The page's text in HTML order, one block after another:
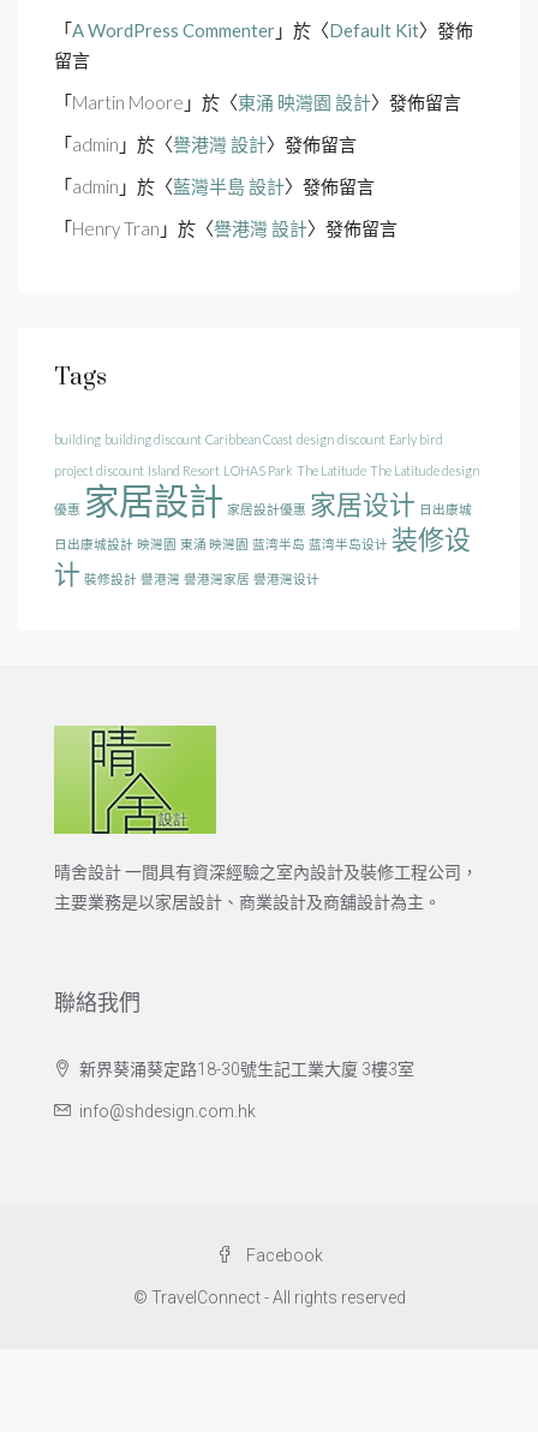
「A WordPress Commenter 」於〈Default Kit〉發佈
留言
「Martin Moore 」於〈東涌 映灣園 設計〉發佈留言
「admin 」於〈譽港灣 設計〉發佈留言
「admin 」於〈藍灣半島 設計〉發佈留言
「Henry Tran 」於〈譽港灣 設計〉發佈留言
Tags
building building discount Caribbean Coast design discount Early bird
project discount Island Resort LOHAS Park The Latitude The Latitude design
優惠 家居設計 家居設計優惠 家居设计 日出康城
日出康城設計 映灣園 東涌 映灣園 蓝湾半岛 蓝湾半岛设计 装修设
计 裝修設計 譽港灣 譽港灣家居 譽港灣设计
晴舍設計 一間具有資深經驗之室內設計及裝修工程公司，
主要業務是以家居設計、商業設計及商舖設計為主。
聯絡我們
新界葵涌葵定路18-30號生記工業大廈 3樓3室
info@shdesign.com.hk
Facebook
© TravelConnect - All rights reserved